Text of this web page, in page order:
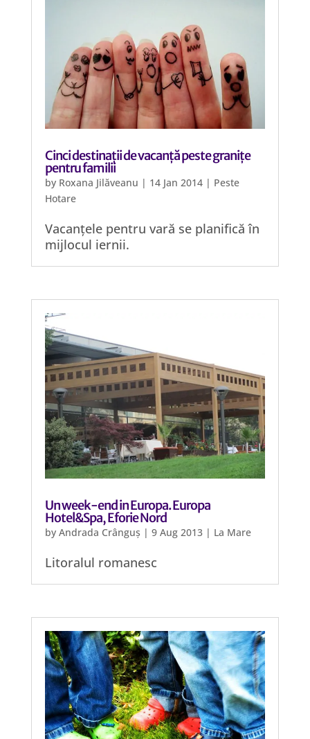
Cinci destinații de vacanță peste granițe
pentru familii
by Roxana Jilăveanu | 14 Jan 2014| Peste
Hotare
Vacanțele pentru vară se planifică în
mijlocul iernii.
Un week-end in Europa. Europa
Hotel&Spa, Eforie Nord
by Andrada Crânguș | 9 Aug 2013| La Mare
Litoralul romanesc